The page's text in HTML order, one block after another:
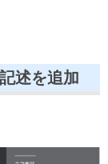
述を追加